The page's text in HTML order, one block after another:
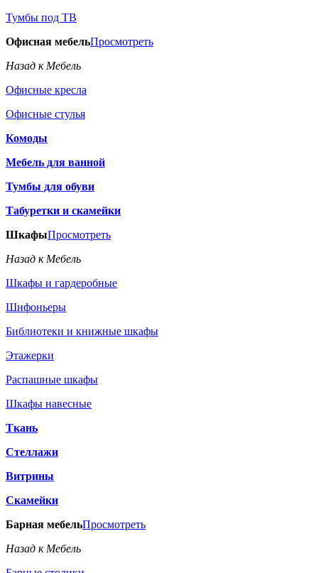
Тумбы под ТВ
Офисная мебельПросмотреть
Назад к Мебель
Офисные кресла
Офисные стулья
Комоды
Мебель для ванной
Тумбы для обуви
Табуретки и скамейки
ШкафыПросмотреть
Назад к Мебель
Шкафы и гардеробные
Шифоньеры
Библиотеки и книжные шкафы
Этажерки
Распашные шкафы
Шкафы навесные
Ткань
Стеллажи
Витрины
Скамейки
Барная мебельПросмотреть
Назад к Мебель